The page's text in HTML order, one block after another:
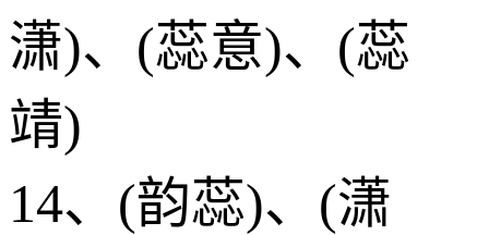
潇)、(蕊意)、(蕊
靖)
14、(韵蕊)、(潇